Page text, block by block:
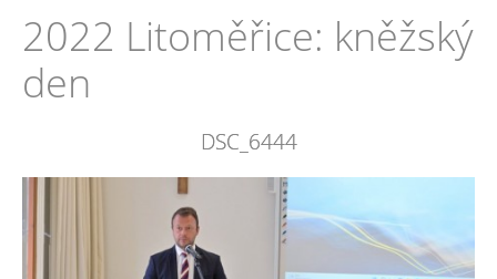
2022 Litoměřice: kněžský
den
DSC_6444